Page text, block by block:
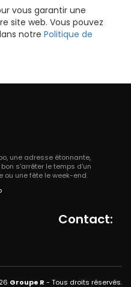
vous garantir une
site web. Vous pouvez
notre Politique de
une adresse étonnante,
s'arrêter le temps d'un
ou une fête le week-end.
Contact:
Groupe R - Tous droits réservés.